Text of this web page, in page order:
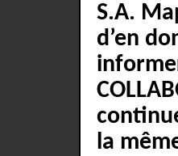
S.A.
d’en
la